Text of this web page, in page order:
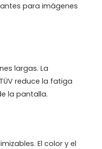
para imágenes
largas. La
reduce la fatiga
la pantalla.
El color y el